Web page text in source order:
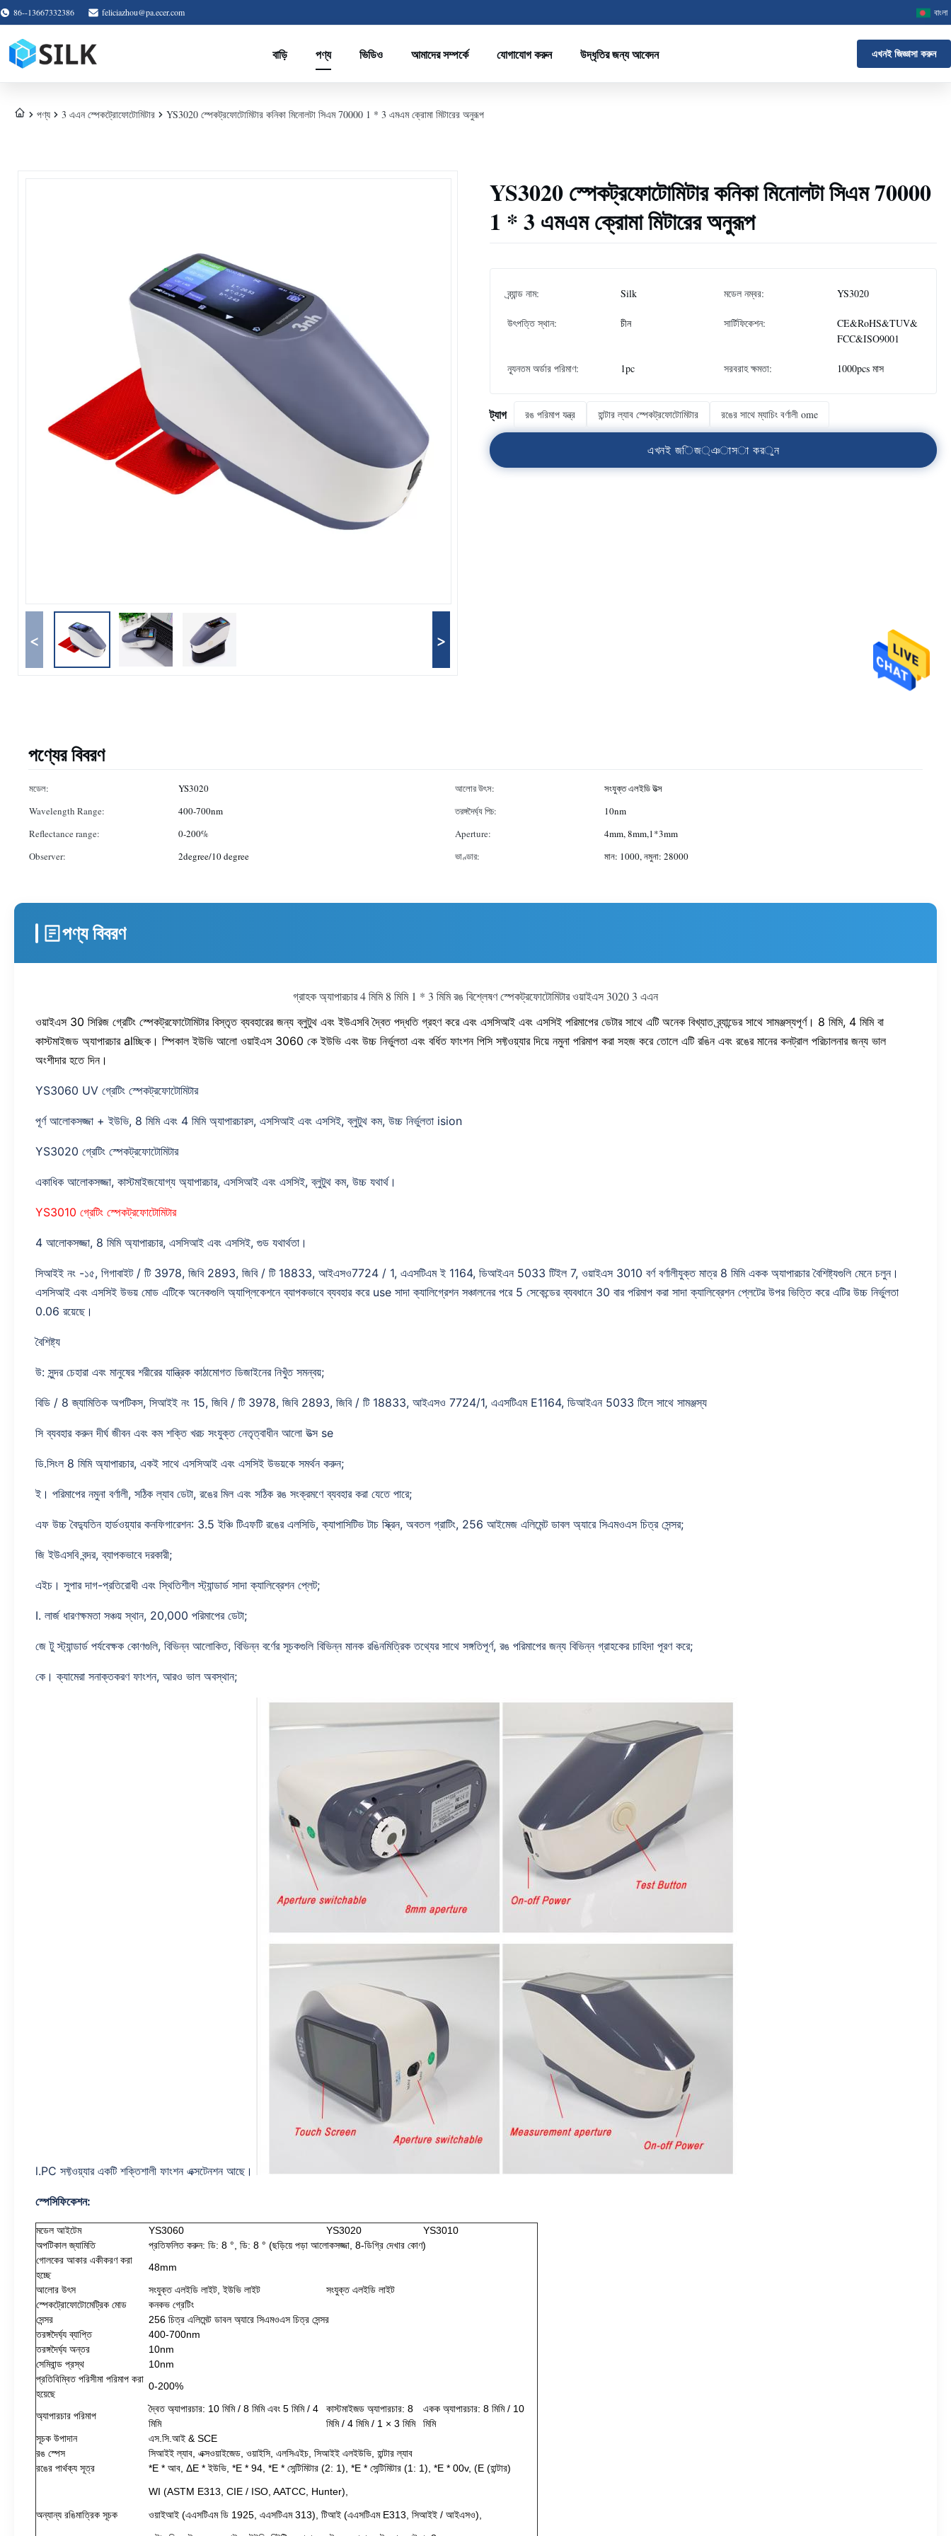
86--13667332386 feliciazhou@pa.ecer.com বাংলা
বাড়ি পণ্য ভিডিও আমাদের সম্পর্কে যোগাযোগ করুন উদ্ধৃতির জন্য আবেদন এখনই জিজ্ঞাসা করুন
পণ্য 3 এএন স্পেকট্রোফোটোমিটার YS3020 স্পেকট্রফোটোমিটার কনিকা মিনোলটা সিএম 70000 1 * 3 এমএম ক্রোমা মিটারের অনুরূপ
< >
YS3020 স্পেকট্রফোটোমিটার কনিকা মিনোলটা সিএম 70000
1 * 3 এমএম ক্রোমা মিটারের অনুরূপ
ব্র্যান্ড নাম: Silk মডেল নম্বর: YS3020
উৎপত্তি স্থান: চীন সার্টিফিকেশন:
CE&RoHS&TUV&
FCC&ISO9001
ন্যূনতম অর্ডার পরিমাণ: 1pc সরবরাহ ক্ষমতা: 1000pcs মাস
ট্যাগ রঙ পরিমাপ যন্ত্র হান্টার ল্যাব স্পেকট্রফোটোমিটার রঙের সাথে ম্যাচিং বর্ণালী ome
এখনই জিজ্ঞাসা করুন
পণ্যের বিবরণ
মডেল: YS3020 আলোর উৎস:
সংযুক্ত এলইডি উত্স
Wavelength Range:
400-700nm তরঙ্গদৈর্ঘ্য পিচ:
10nm
Reflectance range:
0-200% Aperture:
4mm, 8mm,1*3mm
Observer:
2degree/10 degree ভাণ্ডার: মান: 1000, নমুনা: 28000
পণ্য বিবরণ
গ্রাহক অ্যাপারচার 4 মিমি 8 মিমি 1 * 3 মিমি রঙ বিশ্লেষণ স্পেকট্রফোটোমিটার ওয়াইএস 3020 3 এএন
ওয়াইএস 30 সিরিজ গ্রেটিং স্পেকট্রফোটোমিটার বিস্তৃত ব্যবহারের জন্য ব্লুটুথ এবং ইউএসবি দ্বৈত পদ্ধতি গ্রহণ করে এবং এসসিআই এবং এসসিই পরিমাপের ডেটার সাথে এটি অনেক বিখ্যাত ব্র্যান্ডের সাথে সামঞ্জস্যপূর্ণ। 8 মিমি, 4 মিমি বা
কাস্টমাইজড অ্যাপারচার alচ্ছিক। স্পিকাল ইউভি আলো ওয়াইএস 3060 কে ইউভি এবং উচ্চ নির্ভুলতা এবং বর্ধিত ফাংশন পিসি সফ্টওয়্যার দিয়ে নমুনা পরিমাপ করা সহজ করে তোলে এটি রঙিন এবং রঙের মানের কনট্রাল পরিচালনার জন্য ভাল
অংশীদার হতে দিন।
YS3060 UV গ্রেটিং স্পেকট্রফোটোমিটার
পূর্ণ আলোকসজ্জা + ইউভি, 8 মিমি এবং 4 মিমি অ্যাপারচারস, এসসিআই এবং এসসিই, ব্লুটুথ কম, উচ্চ নির্ভুলতা ision
YS3020 গ্রেটিং স্পেকট্রফোটোমিটার
একাধিক আলোকসজ্জা, কাস্টমাইজযোগ্য অ্যাপারচার, এসসিআই এবং এসসিই, ব্লুটুথ কম, উচ্চ যথার্থ।
YS3010 গ্রেটিং স্পেকট্রফোটোমিটার
4 আলোকসজ্জা, 8 মিমি অ্যাপারচার, এসসিআই এবং এসসিই, গুড যথার্থতা।
সিআইই নং -১৫, গিগাবাইট / টি 3978, জিবি 2893, জিবি / টি 18833, আইএসও7724 / 1, এএসটিএম ই 1164, ডিআইএন 5033 টিইল 7, ওয়াইএস 3010 বর্ণ বর্ণালীযুক্ত মাত্র 8 মিমি একক অ্যাপারচার বৈশিষ্ট্যগুলি মেনে চলুন।
এসসিআই এবং এসসিই উভয় মোড এটিকে অনেকগুলি অ্যাপ্লিকেশনে ব্যাপকভাবে ব্যবহার করে use সাদা ক্যালিগ্রেশন সঞ্চালনের পরে 5 সেকেন্ডের ব্যবধানে 30 বার পরিমাপ করা সাদা ক্যালিব্রেশন প্লেটের উপর ভিত্তি করে এটির উচ্চ নির্ভুলতা
0.06 রয়েছে।
বৈশিষ্ট্য
উ: সুন্দর চেহারা এবং মানুষের শরীরের যান্ত্রিক কাঠামোগত ডিজাইনের নিখুঁত সমন্বয়;
বিডি / 8 জ্যামিতিক অপটিকস, সিআইই নং 15, জিবি / টি 3978, জিবি 2893, জিবি / টি 18833, আইএসও 7724/1, এএসটিএম E1164, ডিআইএন 5033 টিলে সাথে সামঞ্জস্য
সি ব্যবহার করুন দীর্ঘ জীবন এবং কম শক্তি খরচ সংযুক্ত নেতৃত্বাধীন আলো উত্স se
ডি.সিংল 8 মিমি অ্যাপারচার, একই সাথে এসসিআই এবং এসসিই উভয়কে সমর্থন করুন;
ই। পরিমাপের নমুনা বর্ণালী, সঠিক ল্যাব ডেটা, রঙের মিল এবং সঠিক রঙ সংক্রমণে ব্যবহার করা যেতে পারে;
এফ উচ্চ বৈদ্যুতিন হার্ডওয়্যার কনফিগারেশন: 3.5 ইঞ্চি টিএফটি রঙের এলসিডি, ক্যাপাসিটিভ টাচ স্ক্রিন, অবতল গ্রাটিং, 256 আইমেজ এলিমেন্ট ডাবল অ্যারে সিএমওএস চিত্র সেন্সর;
জি ইউএসবি বন্দর, ব্যাপকভাবে দরকারী;
এইচ। সুপার দাগ-প্রতিরোধী এবং স্থিতিশীল স্ট্যান্ডার্ড সাদা ক্যালিব্রেশন প্লেট;
I. লার্জ ধারণক্ষমতা সঞ্চয় স্থান, 20,000 পরিমাপের ডেটা;
জে টু স্ট্যান্ডার্ড পর্যবেক্ষক কোণগুলি, বিভিন্ন আলোকিত, বিভিন্ন বর্ণের সূচকগুলি বিভিন্ন মানক রঙিনমিত্রিক তথ্যের সাথে সঙ্গতিপূর্ণ, রঙ পরিমাপের জন্য বিভিন্ন গ্রাহকের চাহিদা পূরণ করে;
কে। ক্যামেরা সনাক্তকরণ ফাংশন, আরও ভাল অবস্থান;
l.PC সফ্টওয়্যার একটি শক্তিশালী ফাংশন এক্সটেনশন আছে।
স্পেসিফিকেশন:
মডেল আইটেম YS3060 YS3020
YS3010
অপটিকাল জ্যামিতি
প্রতিফলিত করুন: ডি: 8 °, ডি: 8 ° (ছড়িয়ে পড়া আলোকসজ্জা, 8-ডিগ্রি দেখার কোণ)
গোলকের আকার একীকরণ করা
হচ্ছে
48mm
আলোর উৎস
সংযুক্ত এলইডি লাইট, ইউভি লাইট
সংযুক্ত এলইডি লাইট
স্পেকট্রোফোটোমেট্রিক মোড
কনকভ গ্রেটিং
সেন্সর
256 চিত্র এলিমেন্ট ডাবল অ্যারে সিএমওএস চিত্র সেন্সর
তরঙ্গদৈর্ঘ্য ব্যাপ্তি
400-700nm
তরঙ্গদৈর্ঘ্য অন্তর
10nm
সেমিবান্ড প্রস্থ
10nm
প্রতিবিম্বিত পরিসীমা পরিমাপ করা
হয়েছে
0-200%
অ্যাপারচার পরিমাপ
দ্বৈত অ্যাপারচার: 10 মিমি / 8 মিমি এবং 5 মিমি / 4
মিমি
কাস্টমাইজড অ্যাপারচার: 8
মিমি / 4 মিমি / 1 × 3 মিমি
একক অ্যাপারচার: 8 মিমি / 10
মিমি
সূচক উপাদান
এস.সি.আই & SCE
রঙ স্পেস
সিআইই ল্যাব, এক্সওয়াইজেড, ওয়াইসি, এলসিএইচ, সিআইই এলইউভি, হান্টার ল্যাব
রঙের পার্থক্য সূত্র
*E * আব, ΔE * ইউভি, *E * 94, *E * সেন্টিমিটার (2: 1), *E * সেন্টিমিটার (1: 1), *E * 00v, (E (হান্টার)
অন্যান্য রঙিমাত্রিক সূচক
WI (ASTM E313, CIE / ISO, AATCC, Hunter),
ওয়াইআই (এএসটিএম ডি 1925, এএসটিএম 313), টিআই (এএসটিএম E313, সিআইই / আইএসও),